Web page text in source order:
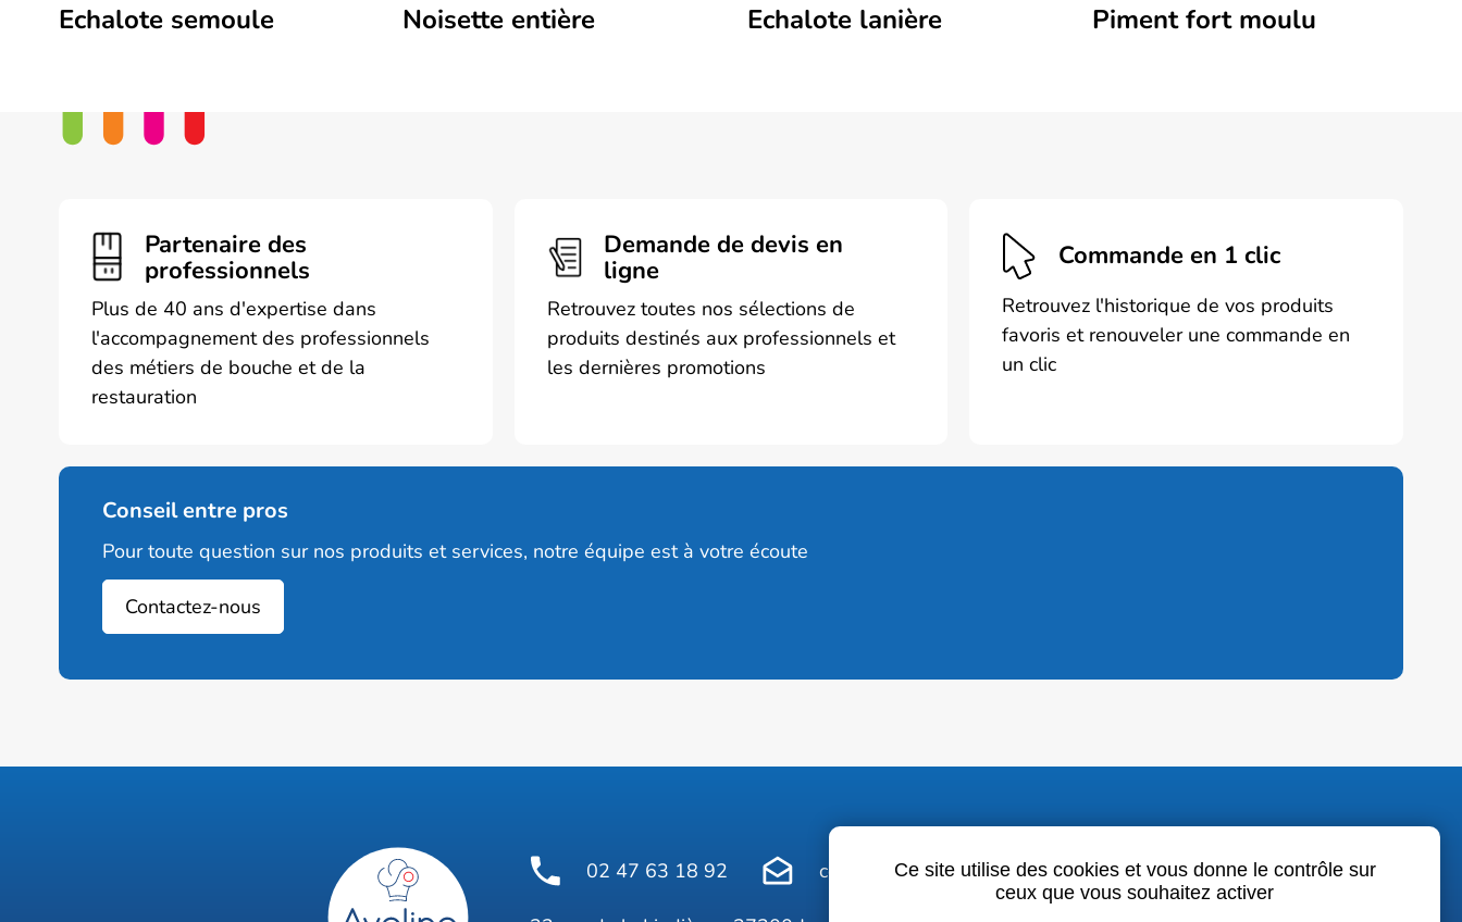
Echalote semoule
a
plusieurs
peuvent
page
Noisette entière Echalote lanière Piment fort moulu
Partenaire des
professionnels
Plus de 40 ans d'expertise dans
l'accompagnement des professionnels
des métiers de bouche et de la
restauration
Demande de devis en
ligne
Retrouvez toutes nos sélections de
produits destinés aux professionnels et
les dernières promotions
Commande en 1 clic
Retrouvez l'historique de vos produits
favoris et renouveler une commande en
un clic
Conseil entre pros
Pour toute question sur nos produits et services, notre équipe est à votre écoute
Contactez-nous
02 47 63 18 92 contact@avelinepro.fr
Ce site utilise des cookies et vous donne le contrôle sur
ceux que vous souhaitez activer